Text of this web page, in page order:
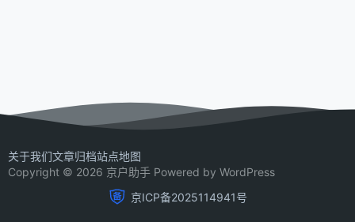
关于我们文章归档站点地图
Copyright © 2026 京户助手 Powered by WordPress
京ICP备2025114941号